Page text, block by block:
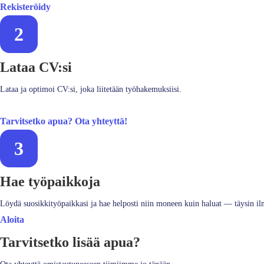
Rekisteröidy
2
Lataa CV:si
Lataa ja optimoi CV:si, joka liitetään työhakemuksiisi.
Tarvitsetko apua? Ota yhteyttä!
3
Hae työpaikkoja
Löydä suosikkityöpaikkasi ja hae helposti niin moneen kuin haluat — täysin
Aloita
Tarvitsetko lisää apua?